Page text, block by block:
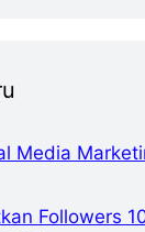
Media
Followers